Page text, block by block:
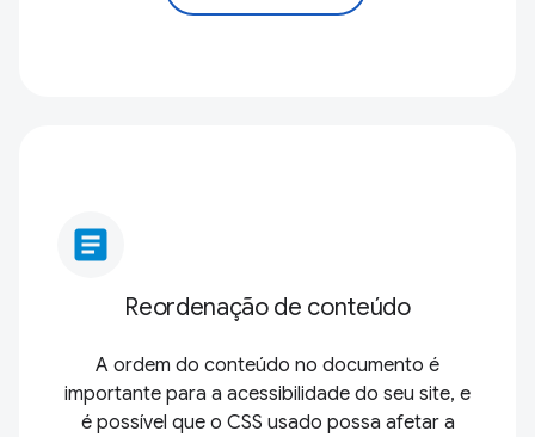
article
Reordenação de conteúdo
A ordem do conteúdo no documento é
importante para a acessibilidade do seu site, e
é possível que o CSS usado possa afetar a